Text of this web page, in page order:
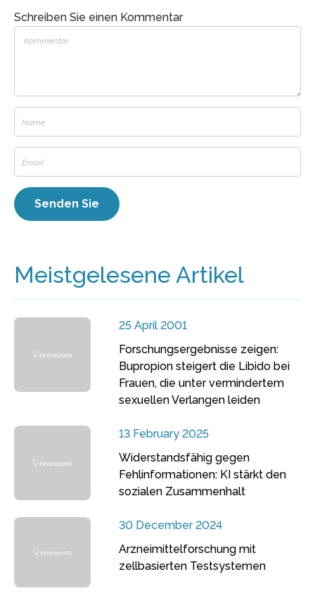
Schreiben Sie einen Kommentar
Meistgelesene Artikel
25 April 2001
Forschungsergebnisse zeigen:
Bupropion steigert die Libido bei
Frauen, die unter vermindertem
sexuellen Verlangen leiden
13 February 2025
Widerstandsfähig gegen
Fehlinformationen: KI stärkt den
sozialen Zusammenhalt
30 December 2024
Arzneimittelforschung mit
zellbasierten Testsystemen